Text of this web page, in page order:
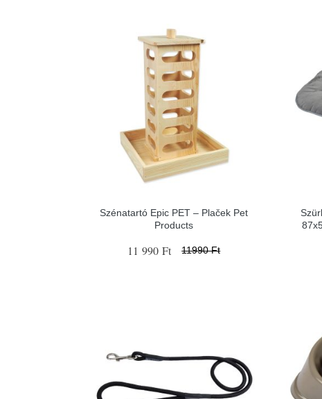
Szénatartó Epic PET – Plaček Pet
Products
11 990 Ft 11990 Ft